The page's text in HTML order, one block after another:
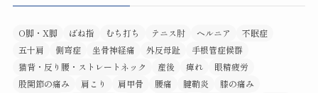
O脚・X脚 ばね指 むち打ち テニス肘 ヘルニア
不眠症
五十肩
側弯症 坐骨神経痛 外反母趾
手根管症候群
猫背・反り腰・ストレートネック
産後 痺れ
眼精疲労
股関節の痛み
肩こり 肩甲骨 腰痛 腱鞘炎 膝の痛み